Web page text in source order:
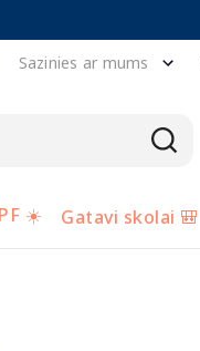
Sazinies ar mums
☀️ Gatavi skolai 🎒